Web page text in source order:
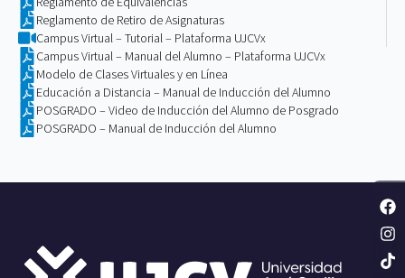
Reglamento de Retiro de Asignaturas
Campus Virtual – Tutorial – Plataforma UJCVx
Campus Virtual – Manual del Alumno – Plataforma UJCVx
Modelo de Clases Virtuales y en Línea
Educación a Distancia – Manual de Inducción del Alumno
POSGRADO – Video de Inducción del Alumno de Posgrado
POSGRADO – Manual de Inducción del Alumno